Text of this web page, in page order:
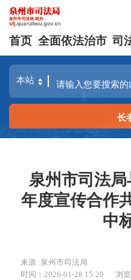
首页 全面依法治市 司
长
泉州市司法
年度宣传合作
中
来源 :泉州市司法局
时间：2026-01-28 15:20
浏